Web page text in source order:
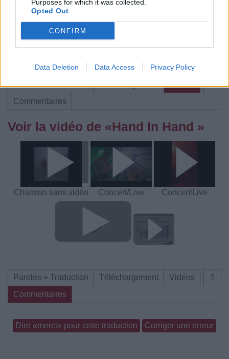
Purposes for which it was collected.
Opted Out
CONFIRM
Data Deletion Data Access Privacy Policy
Télécharger légalement les MP3 ou trouver le CD sur
Trouver des vinyles et des CD sur
Trouver un instrument de musique ou une partition au
meilleur prix sur
⇑
Paroles + Traduction Téléchargement
Vidéos
Commentaires
Voir la vidéo de «Hand In Hand »
Chanson sans vidéo Concert/Live Concert/Live
⇑
Paroles + Traduction Téléchargement
Vidéos
Commentaires
Dire «merci» pour cette traduction Corriger une erreur